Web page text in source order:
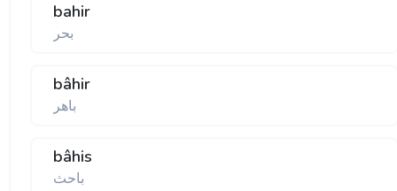
bahir
بحر
bâhir
باهر
bâhis
باحث